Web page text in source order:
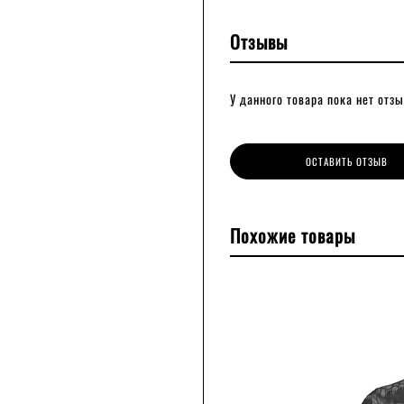
Отзывы
У данного товара пока нет
ОСТАВИТЬ ОТЗЫВ
Похожие товары